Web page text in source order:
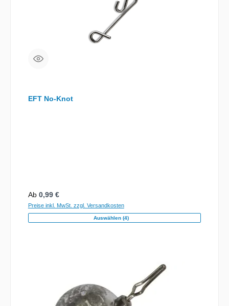
EFT No-Knot
Regulärer Preis:
Ab 0,99 €
Preise inkl. MwSt. zzgl. Versandkosten
Auswählen (4)